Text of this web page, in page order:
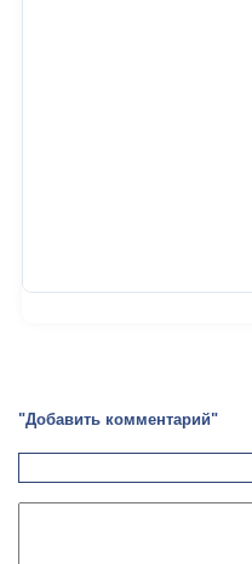
"Добавить комментарий"